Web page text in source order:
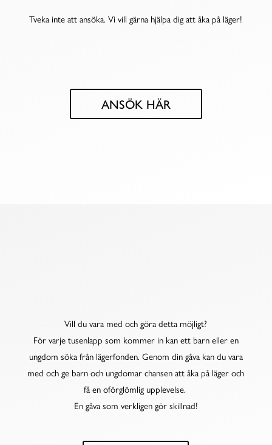
Tveka inte att ansöka. Vi vill gärna hjälpa dig att åka på läger!
ANSÖK HÄR
Vill du vara med och göra detta möjligt?
För varje tusenlapp som kommer in kan ett barn eller en
ungdom söka från lägerfonden. Genom din gåva kan du vara
med och ge barn och ungdomar chansen att åka på läger och
få en oförglömlig upplevelse.
En gåva som verkligen gör skillnad!